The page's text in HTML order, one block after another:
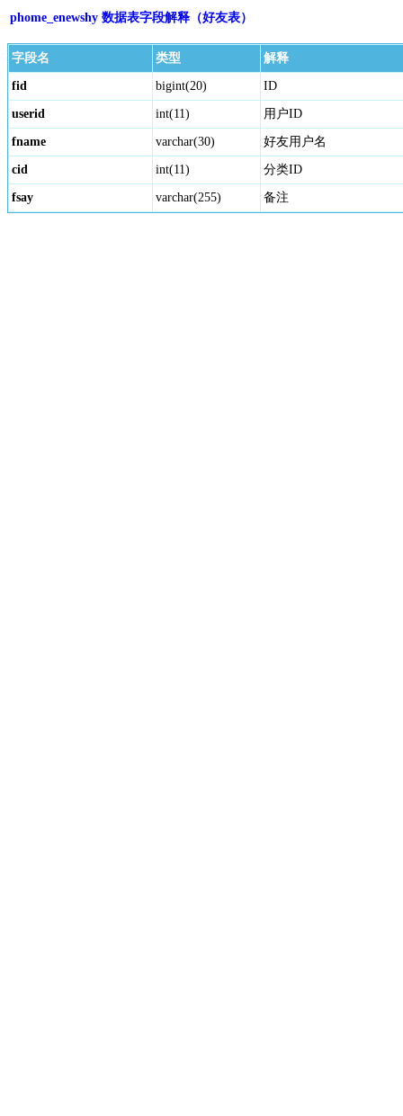
phome_enewshy 数据表字段解释（好友表）
字段名 类型 解释
fid bigint(20) ID
userid int(11) 用户ID
fname varchar(30) 好友用户名
cid int(11) 分类ID
fsay varchar(255) 备注